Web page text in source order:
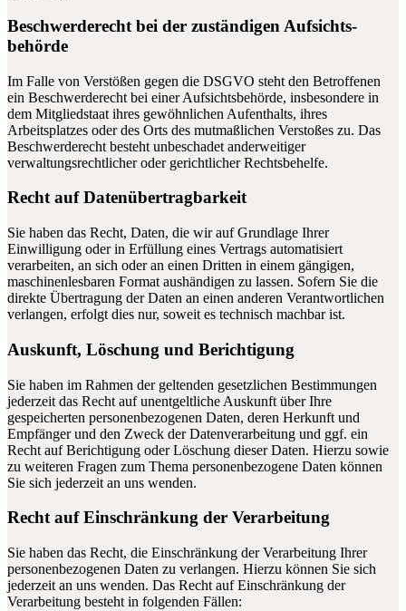
Beschwerde­recht bei der zuständigen Aufsichts­
behörde
Im Falle von Verstößen gegen die DSGVO steht den Betroffenen
ein Beschwerderecht bei einer Aufsichtsbehörde, insbesondere in
dem Mitgliedstaat ihres gewöhnlichen Aufenthalts, ihres
Arbeitsplatzes oder des Orts des mutmaßlichen Verstoßes zu. Das
Beschwerderecht besteht unbeschadet anderweitiger
verwaltungsrechtlicher oder gerichtlicher Rechtsbehelfe.
Recht auf Daten­übertrag­barkeit
Sie haben das Recht, Daten, die wir auf Grundlage Ihrer
Einwilligung oder in Erfüllung eines Vertrags automatisiert
verarbeiten, an sich oder an einen Dritten in einem gängigen,
maschinenlesbaren Format aushändigen zu lassen. Sofern Sie die
direkte Übertragung der Daten an einen anderen Verantwortlichen
verlangen, erfolgt dies nur, soweit es technisch machbar ist.
Auskunft, Löschung und Berichtigung
Sie haben im Rahmen der geltenden gesetzlichen Bestimmungen
jederzeit das Recht auf unentgeltliche Auskunft über Ihre
gespeicherten personenbezogenen Daten, deren Herkunft und
Empfänger und den Zweck der Datenverarbeitung und ggf. ein
Recht auf Berichtigung oder Löschung dieser Daten. Hierzu sowie
zu weiteren Fragen zum Thema personenbezogene Daten können
Sie sich jederzeit an uns wenden.
Recht auf Einschränkung der Verarbeitung
Sie haben das Recht, die Einschränkung der Verarbeitung Ihrer
personenbezogenen Daten zu verlangen. Hierzu können Sie sich
jederzeit an uns wenden. Das Recht auf Einschränkung der
Verarbeitung besteht in folgenden Fällen: